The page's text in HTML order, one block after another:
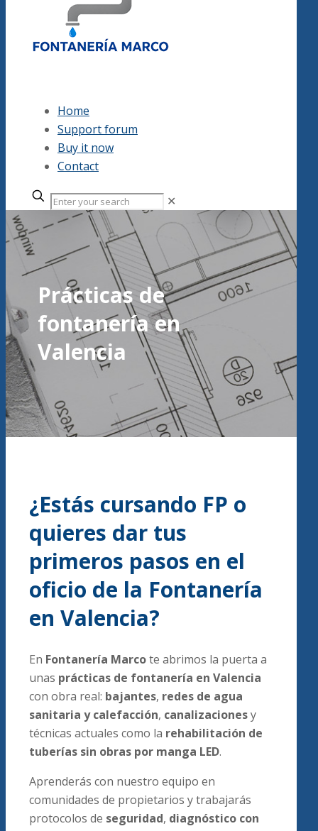
Home
Support forum
Buy it now
Contact
✕
Prácticas de
fontanería en
Valencia
¿Estás cursando FP o
quieres dar tus
primeros pasos en el
oficio de la Fontanería
en Valencia?
En Fontanería Marcote abrimos la puerta a
unas prácticas de fontanería en Valencia
con obra real: bajantes, redes de agua
sanitaria y calefacción, canalizacionesy
técnicas actuales como la rehabilitación de
tuberías sin obras por manga LED.
Aprenderás con nuestro equipo en
comunidades de propietarios y trabajarás
protocolos de seguridad, diagnóstico con